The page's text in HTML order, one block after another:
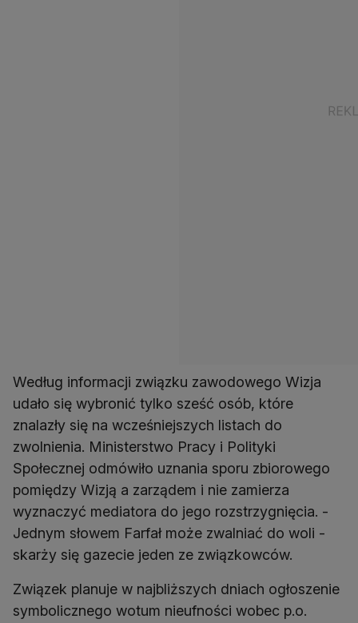
Według informacji związku zawodowego Wizja
udało się wybronić tylko sześć osób, które
znalazły się na wcześniejszych listach do
zwolnienia. Ministerstwo Pracy i Polityki
Społecznej odmówiło uznania sporu zbiorowego
pomiędzy Wizją a zarządem i nie zamierza
wyznaczyć mediatora do jego rozstrzygnięcia. -
Jednym słowem Farfał może zwalniać do woli -
skarży się gazecie jeden ze związkowców.
Związek planuje w najbliższych dniach ogłoszenie
symbolicznego wotum nieufności wobec p.o.